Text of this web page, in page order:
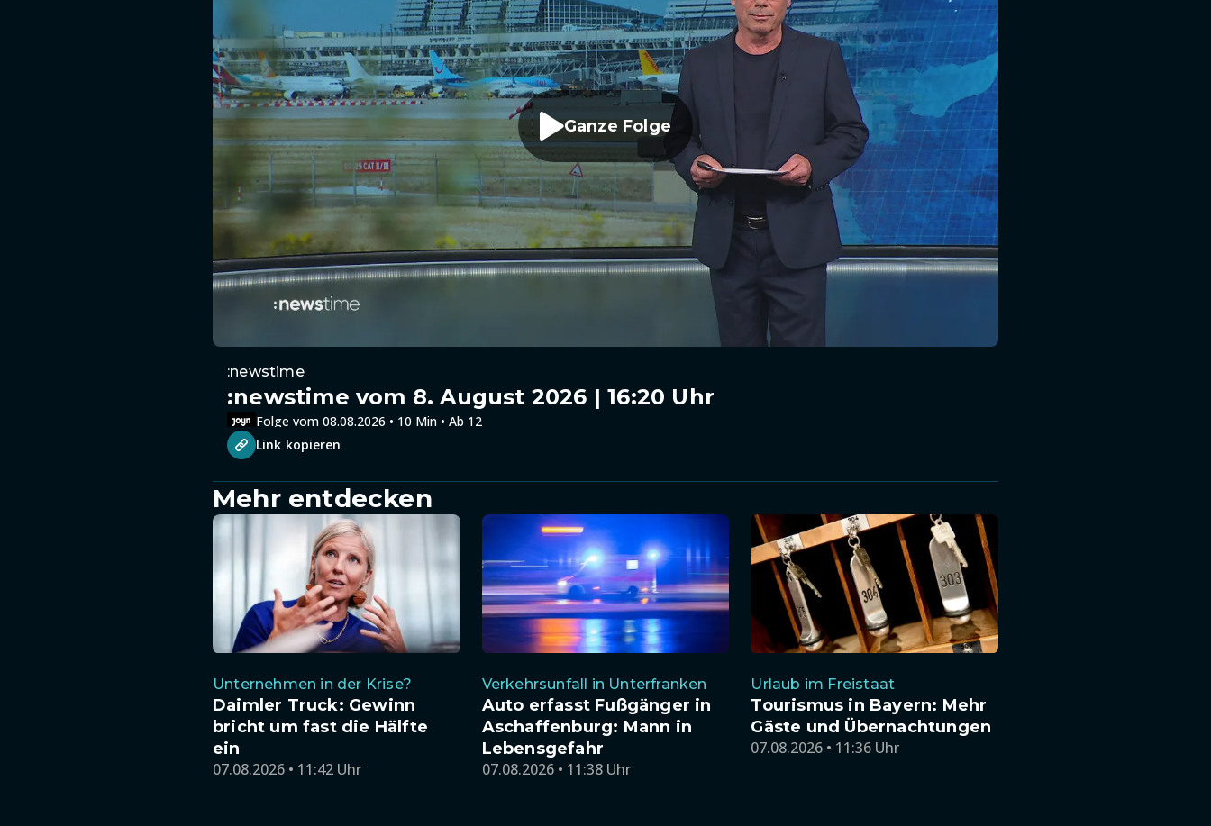
Ganze Folge
:newstime
:newstime vom 8. August 2026 | 16:20 Uhr
Folge vom 08.08.2026 • 10 Min • Ab 12
Link kopieren
Mehr entdecken
Unternehmen in der Krise?
Daimler Truck: Gewinn
bricht um fast die Hälfte
ein
07.08.2026 • 11:42 Uhr
Verkehrsunfall in Unterfranken
Auto erfasst Fußgänger in
Aschaffenburg: Mann in
Lebensgefahr
07.08.2026 • 11:38 Uhr
Urlaub im Freistaat
Tourismus in Bayern: Mehr
Gäste und Übernachtungen
07.08.2026 • 11:36 Uhr